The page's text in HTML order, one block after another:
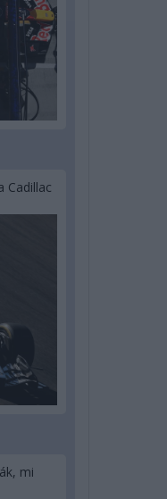
Cadillac
mi